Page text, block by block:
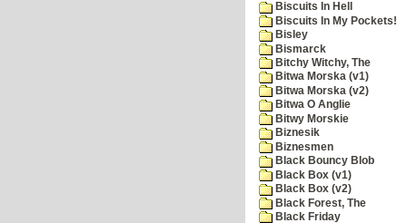
Biscuits In Hell
Biscuits In My Pockets!
Bisley
Bismarck
Bitchy Witchy, The
Bitwa Morska (v1)
Bitwa Morska (v2)
Bitwa O Anglie
Bitwy Morskie
Biznesik
Biznesmen
Black Bouncy Blob
Black Box (v1)
Black Box (v2)
Black Forest, The
Black Friday